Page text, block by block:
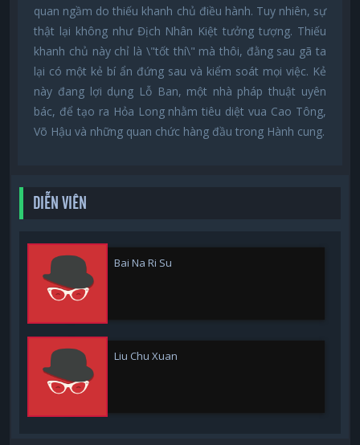
quan ngầm do thiếu khanh chủ điều hành. Tuy nhiên, sự
thật lại không như Địch Nhân Kiệt tưởng tượng. Thiếu
khanh chủ này chỉ là \"tốt thí\" mà thôi, đằng sau gã ta
lại có một kẻ bí ẩn đứng sau và kiểm soát mọi việc. Kẻ
này đang lợi dụng Lỗ Ban, một nhà pháp thuật uyên
bác, để tạo ra Hỏa Long nhằm tiêu diệt vua Cao Tông,
Võ Hậu và những quan chức hàng đầu trong Hành cung.
DIỄN VIÊN
Bai Na Ri Su
Liu Chu Xuan